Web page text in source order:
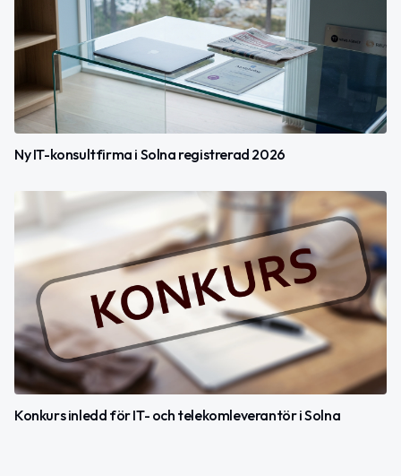
Ny IT-konsultfirma i Solna registrerad 2026
Konkurs inledd för IT- och telekomleverantör i Solna